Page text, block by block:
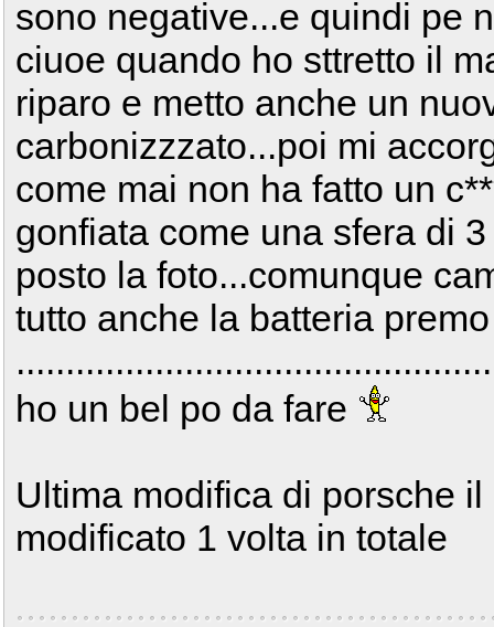
sono negative...e quindi pe
ciuoe quando ho sttretto il
riparo e metto anche un
carbonizzzato...poi mi
come mai non ha fatto un
gonfiata come una sfera di
posto la foto...comunque
tutto anche la batteria
ho un bel po da fare
Ultima modifica di porsche
modificato 1 volta in totale